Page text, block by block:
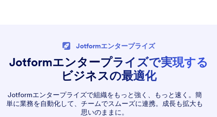
＆ドロップしてください。
スマートPDFエディタは、PDFファイル内の全て
のフォームフィールドを検出し、それらを入力可
能なフィールドに変換します。
ウィジェットの追加やフィールドの追加など、
PDFフォームを自由にカスタマイズすることがで
Jotformエンタープライズ
Jotformエンタープライズで実現する
ビジネスの最適化
Jotformエンタープライズで組織をもっと強く、もっと速く。簡
単に業務を自動化して、チームでスムーズに連携。成長も拡大も
思いのままに。